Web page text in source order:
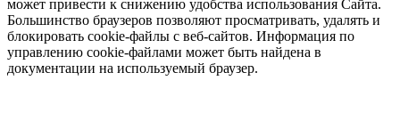
может привести к снижению удобства использования Сайта.
Большинство браузеров позволяют просматривать, удалять и
блокировать cookie-файлы c веб-сайтов. Информация по
управлению cookie-файлами может быть найдена в
документации на используемый браузер.